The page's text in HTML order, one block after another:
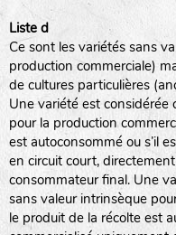
Liste d
Ce sont les variétés sans
production commerciale)
de cultures particulières
Une variété est considérée
pour la production
est autoconsommé ou s’il
en circuit court,
consommateur final. Une
sans valeur intrinsèque
le produit de la récolte est